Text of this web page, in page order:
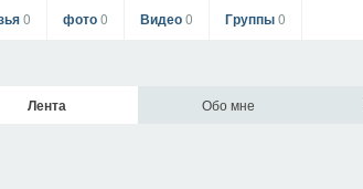
0 фото0 Видео0 Группы0
Лента Обо мне